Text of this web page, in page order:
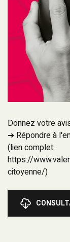
Donnez votre
➜ Répondre à
(lien complet :
https://
citoyenne/)